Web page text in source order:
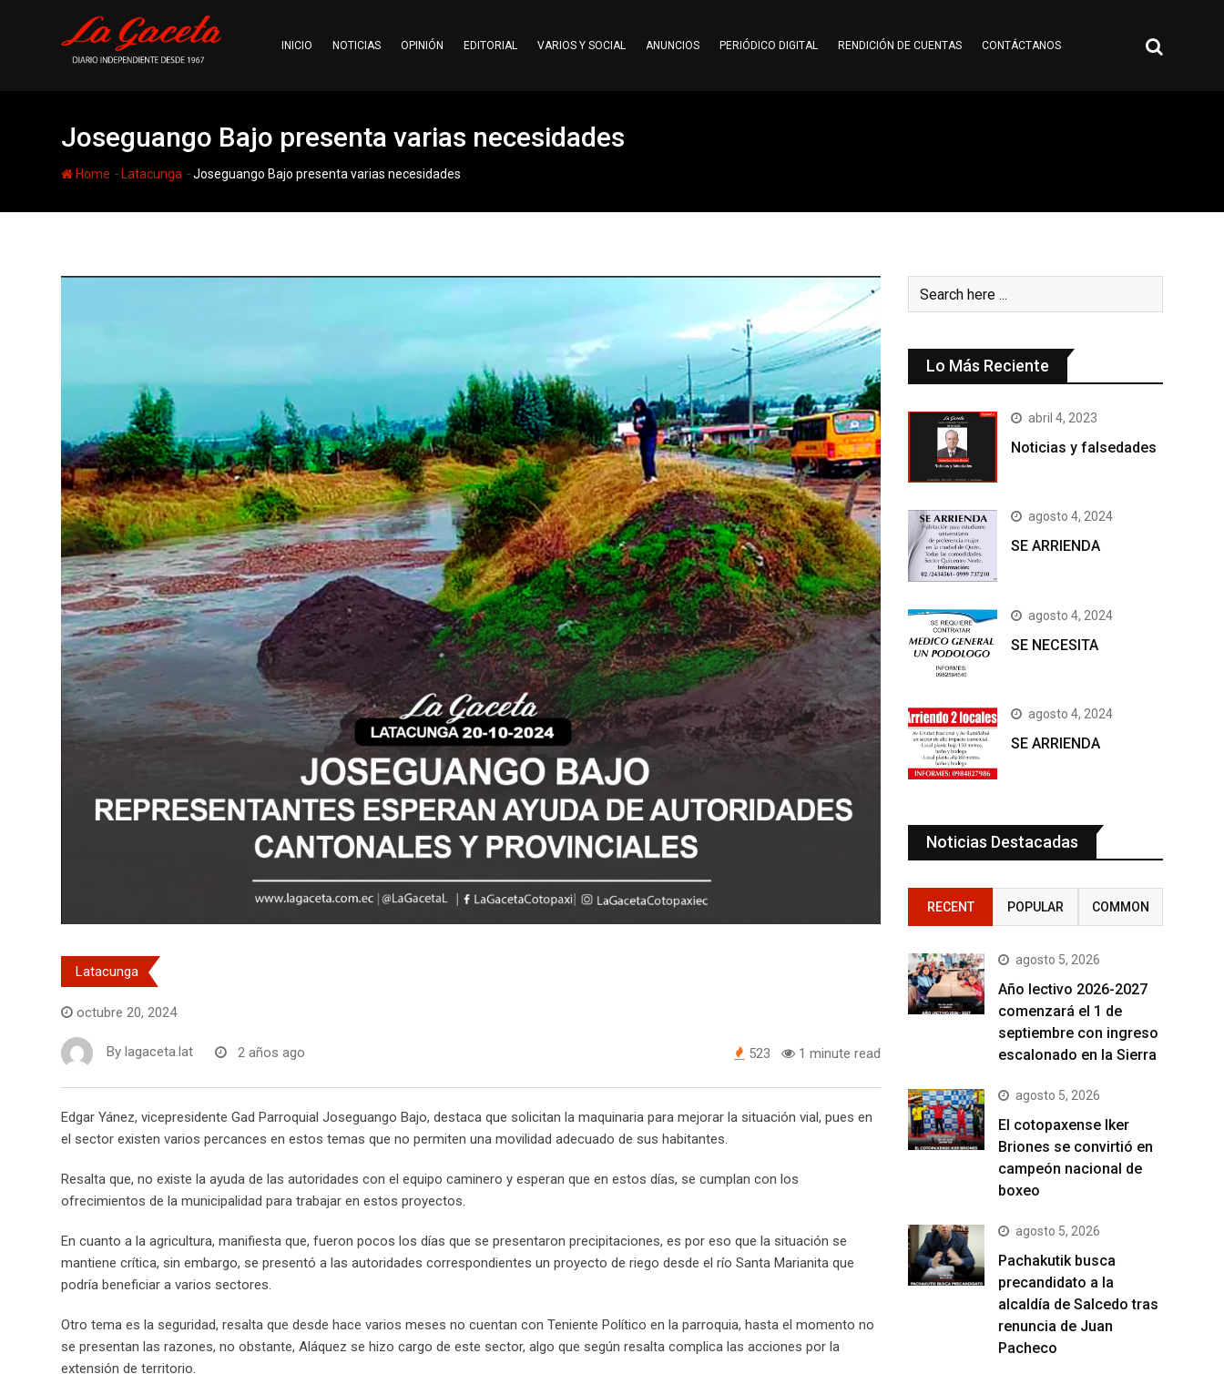
INICIO NOTICIAS OPINIÓN EDITORIAL VARIOS Y SOCIAL ANUNCIOS PERIÓDICO DIGITAL RENDICIÓN DE CUENTAS CONTÁCTANOS
Joseguango Bajo presenta varias necesidades
Home - Latacunga -Joseguango Bajo presenta varias necesidades
Latacunga
octubre 20, 2024
By lagaceta.lat 2 años ago 523 1 minute read
Edgar Yánez, vicepresidente Gad Parroquial Joseguango Bajo, destaca que solicitan la maquinaria para mejorar la situación vial, pues en
el sector existen varios percances en estos temas que no permiten una movilidad adecuado de sus habitantes.
Resalta que, no existe la ayuda de las autoridades con el equipo caminero y esperan que en estos días, se cumplan con los
ofrecimientos de la municipalidad para trabajar en estos proyectos.
En cuanto a la agricultura, manifiesta que, fueron pocos los días que se presentaron precipitaciones, es por eso que la situación se
mantiene crítica, sin embargo, se presentó a las autoridades correspondientes un proyecto de riego desde el río Santa Marianita que
podría beneficiar a varios sectores.
Otro tema es la seguridad, resalta que desde hace varios meses no cuentan con Teniente Político en la parroquia, hasta el momento no
se presentan las razones, no obstante, Aláquez se hizo cargo de este sector, algo que según resalta complica las acciones por la
extensión de territorio.
Lo Más Reciente
abril 4, 2023
Noticias y falsedades
agosto 4, 2024
SE ARRIENDA
agosto 4, 2024
SE NECESITA
agosto 4, 2024
SE ARRIENDA
Noticias Destacadas
RECENT POPULAR COMMON
agosto 5, 2026
Año lectivo 2026-2027
comenzará el 1 de
septiembre con ingreso
escalonado en la Sierra
agosto 5, 2026
El cotopaxense Iker
Briones se convirtió en
campeón nacional de
boxeo
agosto 5, 2026
Pachakutik busca
precandidato a la
alcaldía de Salcedo tras
renuncia de Juan
Pacheco